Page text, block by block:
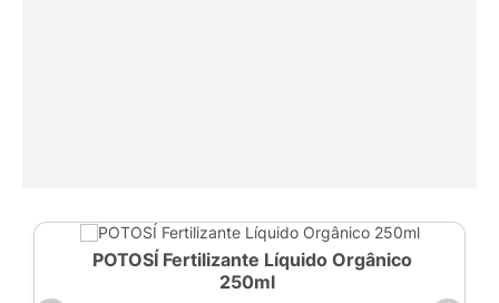
POTOSÍ Fertilizante Líquido Orgânico
250ml